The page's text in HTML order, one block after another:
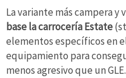
La variante más campera y
base la carrocería Estate
elementos específicos en
equipamiento para
menos agresivo que un GLE.